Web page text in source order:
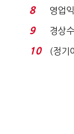
이스
8
영업
업 드
9
경상
억달
10
(정기